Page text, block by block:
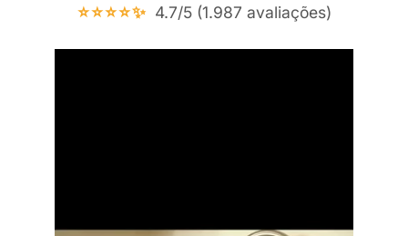
⭐⭐⭐⭐✨ 4.7/5 (1.987 avaliações)